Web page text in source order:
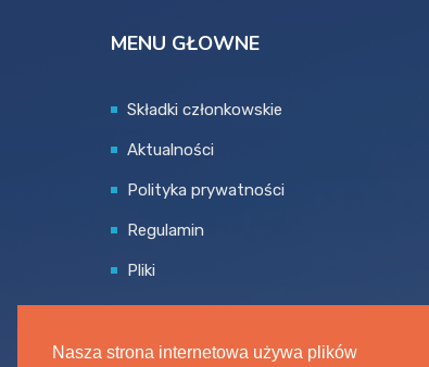
Nasza strona internetowa używa plików
MENU GŁOWNE
Składki członkowskie
Aktualności
Polityka prywatności
Regulamin
Pliki